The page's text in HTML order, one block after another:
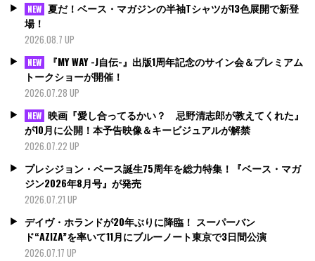
NEW 夏だ！ベース・マガジンの半袖Tシャツが13色展開で新登
場！
2026.08.7 UP
NEW
『MY WAY -J自伝-』出版1周年記念のサイン会＆プレミアム
トークショーが開催！
2026.07.28 UP
NEW 映画『愛し合ってるかい？ 忌野清志郎が教えてくれた』
が10月に公開！本予告映像＆キービジュアルが解禁
2026.07.22 UP
プレシジョン・ベース誕生75周年を総力特集！『ベース・マガ
ジン2026年8月号』が発売
2026.07.21 UP
デイヴ・ホランドが20年ぶりに降臨！ スーパーバン
ド“AZIZA”を率いて11月にブルーノート東京で3日間公演
2026.07.17 UP